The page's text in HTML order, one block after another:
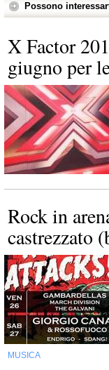
Possono
X Factor
giugno per
Rock in
castrezzato
MUSICA